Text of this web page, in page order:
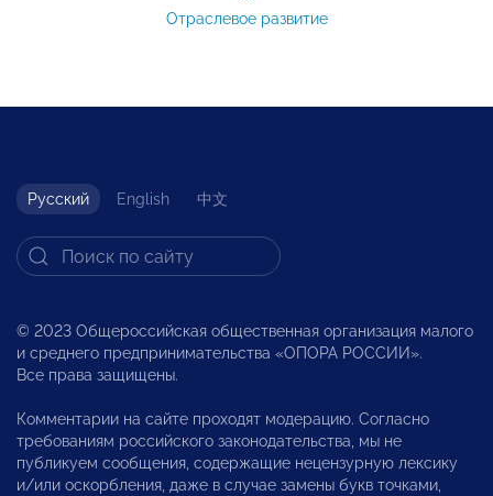
Отраслевое развитие
Русский English 中文
© 2023 Общероссийская общественная организация малого
и среднего предпринимательства «ОПОРА РОССИИ».
Все права защищены.
Комментарии на сайте проходят модерацию. Согласно
требованиям российского законодательства, мы не
публикуем сообщения, содержащие нецензурную лексику
и/или оскорбления, даже в случае замены букв точками,